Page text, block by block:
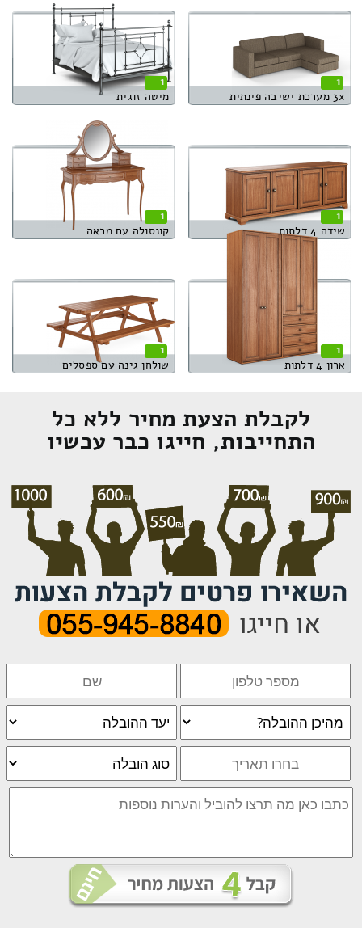
1
3x מערכת ישיבה פינתית
1
מיטה זוגית
1
שידה 4 דלתות
1
קונסולה עם מראה
1
ארון 4 דלתות
1
שולחן גינה עם ספסלים
לקבלת הצעת מחיר ללא כל
התחייבות, חייגו כבר עכשיו